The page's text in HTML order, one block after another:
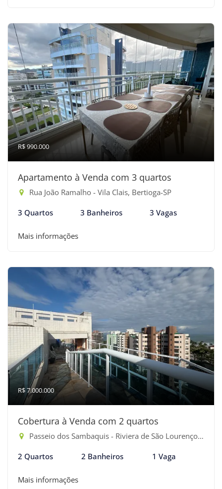
R$ 990.000
Apartamento à Venda com 3 quartos
Rua João Ramalho - Vila Clais, Bertioga-SP
3 Quartos 3 Banheiros 3 Vagas
Mais informações
R$ 7.000.000
Cobertura à Venda com 2 quartos
Passeio dos Sambaquis - Riviera de São Lourenço, Bertioga-SP
2 Quartos 2 Banheiros 1 Vaga
Mais informações